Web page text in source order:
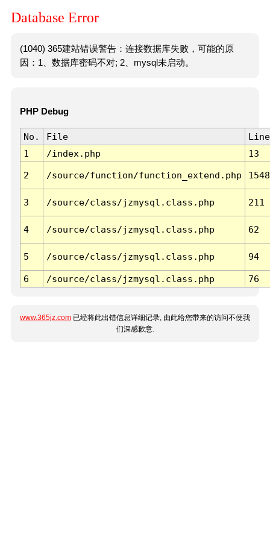
Database Error
(1040) 365建站错误警告：连接数据库失败，可能的原
因：1、数据库密码不对; 2、mysql未启动。
PHP Debug
No. File
Line
1
/index.php 13
2 /source/function/function_extend.php 1548
3 /source/class/jzmysql.class.php 211
4 /source/class/jzmysql.class.php 62
5 /source/class/jzmysql.class.php 94
6 /source/class/jzmysql.class.php 76
www.365jz.com 已经将此出错信息详细记录, 由此给您带来的访问不便我
们深感歉意.